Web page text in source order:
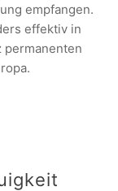
empfangen.
effektiv in
permanenten